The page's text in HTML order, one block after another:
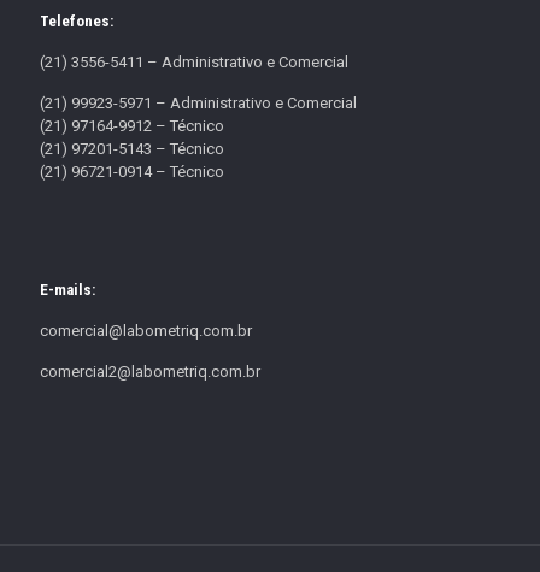
Telefones:
(21) 3556-5411 – Administrativo e Comercial
(21) 99923-5971 – Administrativo e Comercial
(21) 97164-9912 – Técnico
(21) 97201-5143 – Técnico
(21) 96721-0914 – Técnico
E-mails:
comercial@labometriq.com.br
comercial2@labometriq.com.br